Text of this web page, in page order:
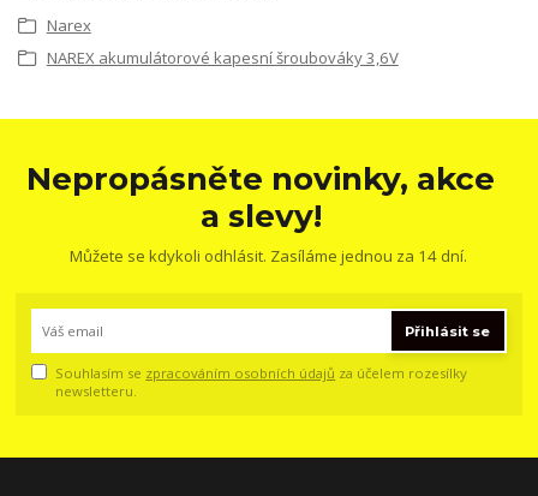
Narex
NAREX akumulátorové kapesní šroubováky 3,6V
Nepropásněte novinky, akce
a slevy!
Můžete se kdykoli odhlásit. Zasíláme jednou za 14 dní.
Přihlásit se
Souhlasím se zpracováním osobních údajů za účelem rozesílky
newsletteru.